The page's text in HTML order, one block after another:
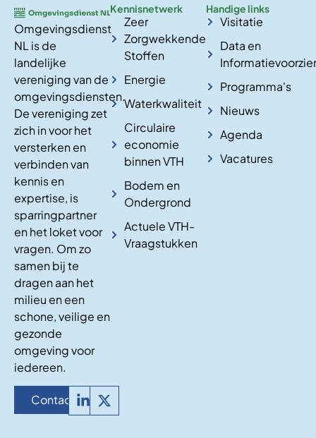
Omgevingsdienst
NL is de
landelijke
vereniging van de
omgevingsdiensten.
De vereniging zet
zich in voor het
versterken en
verbinden van
kennis en
expertise, is
sparringpartner
en het loket voor
vragen. Om zo
samen bij te
dragen aan het
milieu en een
schone, veilige en
gezonde
omgeving voor
iedereen.
Contact
Kennisnetwerk
Zeer
Zorgwekkende
Stoffen
Energie
Waterkwaliteit
Circulaire
economie
binnen VTH
Bodem en
Ondergrond
Actuele VTH-
Vraagstukken
Handige links
Visitatie
Data en
Programma's
Nieuws
Agenda
Vacatures